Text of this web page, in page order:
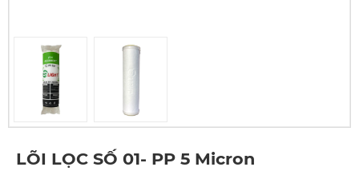
LÕI LỌC SỐ 01- PP 5 Micron